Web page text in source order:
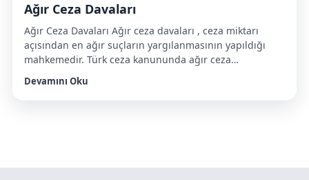
Ağır Ceza Davaları
Ağır Ceza Davaları Ağır ceza davaları , ceza miktarı
açısından en ağır suçların yargılanmasının yapıldığı
mahkemedir. Türk ceza kanununda ağır ceza
mahkemesinin bakmakla görevli kıldığı suç tiplerini şu
şekilde sınıflandırmıştır. Burada önemle belirtmemiz
Devamını Oku